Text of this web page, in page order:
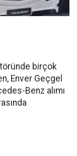
birçok
Enver Geçgel
Benz alımı